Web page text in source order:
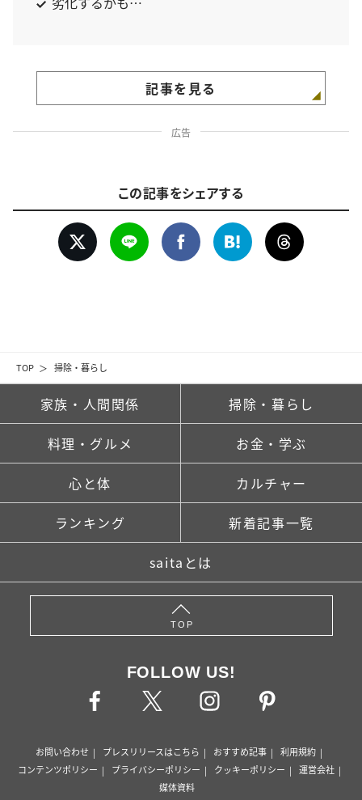
TOP 掃除・暮らし
記事を見る
広告
この記事をシェアする
家族・人間関係 掃除・暮らし
料理・グルメ お金・学ぶ
心と体 カルチャー
ランキング 新着記事一覧
saitaとは
TOP
FOLLOW US!
お問い合わせ プレスリリースはこちら おすすめ記事
利用規約
コンテンツポリシー
プライバシーポリシー クッキーポリシー
運営会社
媒体資料